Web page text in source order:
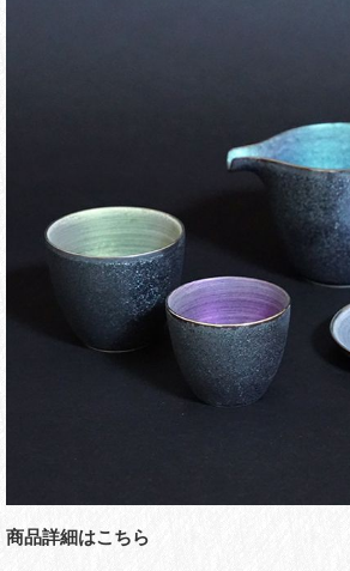
商品詳細はこちら